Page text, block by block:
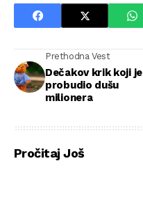
Prethodna Vest
Dečakov krik koji je
probudio dušu
milionera
Pročitaj Još